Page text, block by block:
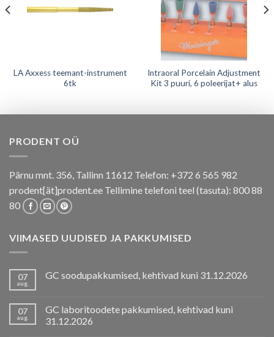
LA Axxess teemant-instrument
6tk
Intraoral Porcelain Adjustment
Kit 3 puuri, 6 poleerijat+ alus
PRODENT OÜ
Pärnu mnt. 356, Tallinn 11612 Telefon: +372 6 565 982
prodent[ät]prodent.ee Tellimine telefoni teel (tasuta): 800 88
80
VIIMASED UUDISED JA PAKKUMISED
07
aug.
GC soodupakkumised, kehtivad kuni 31.12.2026
07
aug.
GC laboritoodete pakkumised, kehtivad kuni
31.12.2026